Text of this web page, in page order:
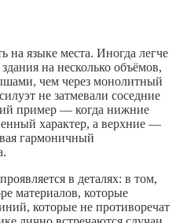
языке места. Иногда легче
на несколько объёмов,
чем через монолитный
не затмевали соседние
пример — когда нижние
характер, а верхние —
гармоничный
в деталях: в том,
материалов, которые
которые не противоречат